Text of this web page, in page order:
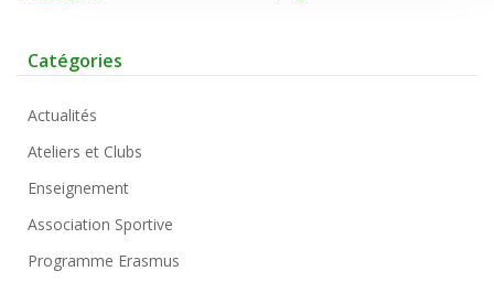
Catégories
Actualités
Ateliers et Clubs
Enseignement
Association Sportive
Programme Erasmus